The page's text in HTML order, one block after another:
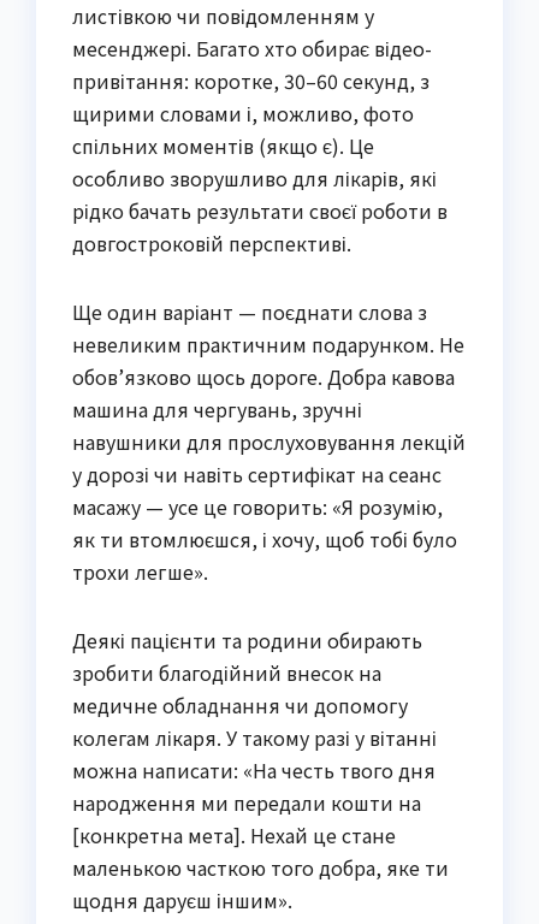
листівкою чи повідомленням у
месенджері. Багато хто обирає відео-
привітання: коротке, 30–60 секунд, з
щирими словами і, можливо, фото
спільних моментів (якщо є). Це
особливо зворушливо для лікарів, які
рідко бачать результати своєї роботи в
довгостроковій перспективі.
Ще один варіант — поєднати слова з
невеликим практичним подарунком. Не
обов’язково щось дороге. Добра кавова
машина для чергувань, зручні
навушники для прослуховування лекцій
у дорозі чи навіть сертифікат на сеанс
масажу — усе це говорить: «Я розумію,
як ти втомлюєшся, і хочу, щоб тобі було
трохи легше».
Деякі пацієнти та родини обирають
зробити благодійний внесок на
медичне обладнання чи допомогу
колегам лікаря. У такому разі у вітанні
можна написати: «На честь твого дня
народження ми передали кошти на
[конкретна мета]. Нехай це стане
маленькою часткою того добра, яке ти
щодня даруєш іншим».